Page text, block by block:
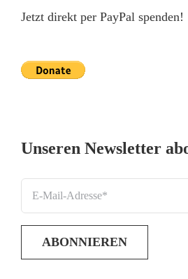
Jetzt direkt per PayPal spenden!
Unseren Newsletter